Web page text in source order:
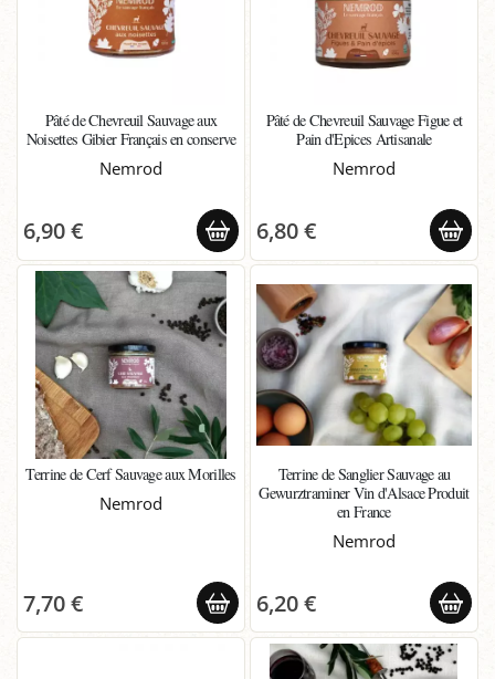
Pâté de Chevreuil Sauvage aux
Noisettes Gibier Français en conserve
Nemrod
6,90 €
Pâté de Chevreuil Sauvage Figue et
Pain d'Epices Artisanale
Nemrod
6,80 €
Terrine de Cerf Sauvage aux Morilles
Nemrod
7,70 €
Terrine de Sanglier Sauvage au
Gewurztraminer Vin d'Alsace Produit
en France
Nemrod
6,20 €